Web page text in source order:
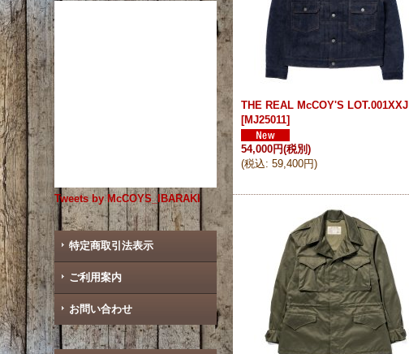
Tweets by McCOYS_IBARAKI
特定商取引法表示
ご利用案内
お問い合わせ
THE REAL McCOY'S LOT.001XXJ
[MJ25011]
54,000円(税別)
(税込: 59,400円)